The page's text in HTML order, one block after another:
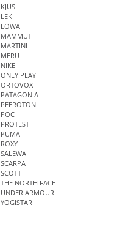
KJUS
LEKI
LOWA
MAMMUT
MARTINI
MERU
NIKE
ONLY PLAY
ORTOVOX
PATAGONIA
PEEROTON
POC
PROTEST
PUMA
ROXY
SALEWA
SCARPA
SCOTT
THE NORTH FACE
UNDER ARMOUR
YOGISTAR